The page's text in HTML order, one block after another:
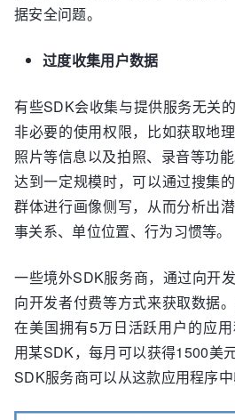
据安全问题。
过度收集用户数据
有些SDK会收集与提供服务无关
非必要的使用权限，比如获取地
照片等信息以及拍照、录音等功
达到一定规模时，可以通过搜集
群体进行画像侧写，从而分析出
事关系、单位位置、行为习惯等。
一些境外SDK服务商，通过向开
向开发者付费等方式来获取数据
在美国拥有5万日活跃用户的应
用某SDK，每月可以获得1500美
SDK服务商可以从这款应用程序中